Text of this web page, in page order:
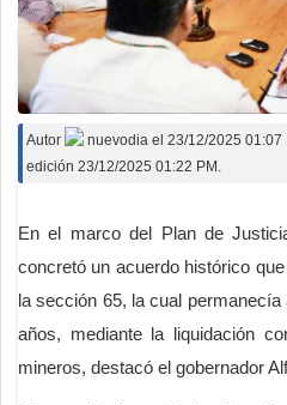
Autor nuevodia el 23/12/2025 01:07
edición 23/12/2025 01:22 PM.
En el marco del Plan de
concretó un acuerdo histórico
la sección 65, la cual
años, mediante la liquidación
mineros, destacó el gobernador